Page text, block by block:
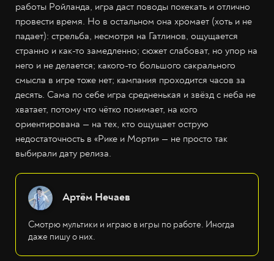
работы Ройланда, игра даст поводы покекать и отлично
провести время. Но в остальном она хромает (хоть и не
падает): стрельба, несмотря на Гатлинов, ощущается
странно и как-то замедленно; сюжет слабоват, но упор на
него и не делается; какого-то большого сакрального
смысла в игре тоже нет; кампания проходится часов за
десять. Сама по себе игра средненькая и звёзд с неба не
хватает, потому что чётко понимает, на кого
ориентирована — на тех, кто ощущает острую
недостаточность в «Рике и Морти» — не просто так
выбирали дату релиза.
Артём Нечаев
Смотрю мультики и играю в игры по работе. Иногда
даже пишу о них.